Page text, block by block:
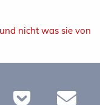
nicht was sie von